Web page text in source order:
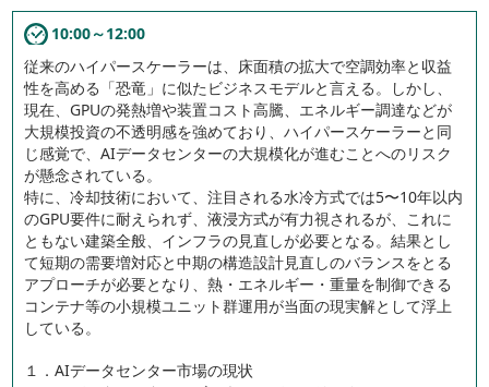
10:00～12:00
従来のハイパースケーラーは、床面積の拡大で空調効率と収益
性を高める「恐竜」に似たビジネスモデルと言える。しかし、
現在、GPUの発熱増や装置コスト高騰、エネルギー調達などが
大規模投資の不透明感を強めており、ハイパースケーラーと同
じ感覚で、AIデータセンターの大規模化が進むことへのリスク
が懸念されている。
特に、冷却技術において、注目される水冷方式では5〜10年以内
のGPU要件に耐えられず、液浸方式が有力視されるが、これに
ともない建築全般、インフラの見直しが必要となる。結果とし
て短期の需要増対応と中期の構造設計見直しのバランスをとる
アプローチが必要となり、熱・エネルギー・重量を制御できる
コンテナ等の小規模ユニット群運用が当面の現実解として浮上
している。
１．AIデータセンター市場の現状